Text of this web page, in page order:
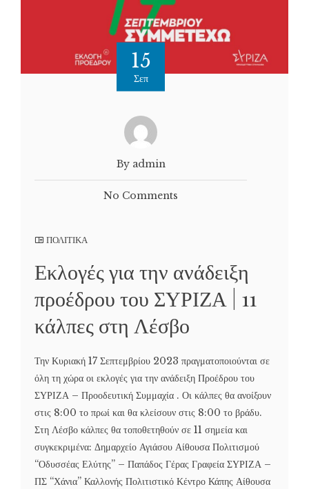
15
Σεπ
By admin
No Comments
ΠΟΛΙΤΙΚΑ
Εκλογές για την ανάδειξη
προέδρου του ΣΥΡΙΖΑ | 11
κάλπες στη Λέσβο
Την Κυριακή 17 Σεπτεμβρίου 2023 πραγματοποιούνται σε
όλη τη χώρα οι εκλογές για την ανάδειξη Προέδρου του
ΣΥΡΙΖΑ – Προοδευτική Συμμαχία . Οι κάλπες θα ανοίξουν
στις 8:00 το πρωί και θα κλείσουν στις 8:00 το βράδυ.
Στη Λέσβο κάλπες θα τοποθετηθούν σε 11 σημεία και
συγκεκριμένα: Δημαρχείο Αγιάσου Αίθουσα Πολιτισμού
“Οδυσσέας Ελύτης” – Παπάδος Γέρας Γραφεία ΣΥΡΙΖΑ –
ΠΣ “Χάνια” Καλλονής Πολιτιστικό Κέντρο Κάπης Αίθουσα